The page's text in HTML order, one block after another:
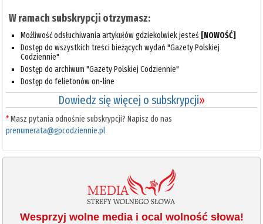
W ramach subskrypcji otrzymasz:
Możliwość odsłuchiwania artykułów gdziekolwiek jesteś [NOWOŚĆ]
Dostęp do wszystkich treści bieżących wydań "Gazety Polskiej
Codziennie"
Dostęp do archiwum "Gazety Polskiej Codziennie"
Dostęp do felietonów on-line
Dowiedz się więcej o subskrypcji»
*Masz pytania odnośnie subskrypcji? Napisz do nas
prenumerata@gpcodziennie.pl
Wesprzyj wolne media i ocal wolność słowa!